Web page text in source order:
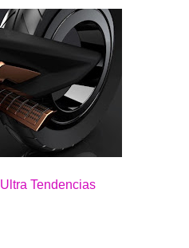
Ultra Tendencias